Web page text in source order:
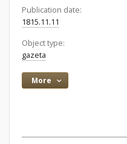
Publication date:
1815.11.11
Object type:
gazeta
More